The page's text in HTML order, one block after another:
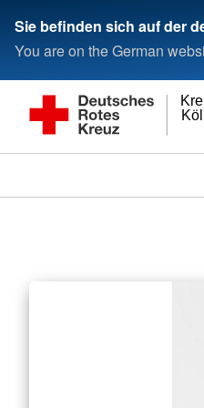
Sie befinden sich auf der
You are on the German